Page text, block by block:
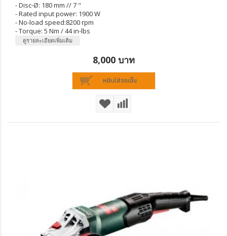
- Disc-Ø: 180 mm // 7 "
- Rated input power: 1900 W
- No-load speed:8200 rpm
- Torque: 5 Nm / 44 in-lbs
ดูรายละเอียดเพิ่มเติม
8,000 บาท
หยิบใส่รถเข็น